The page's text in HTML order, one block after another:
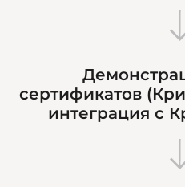
сертификатов
интеграция с